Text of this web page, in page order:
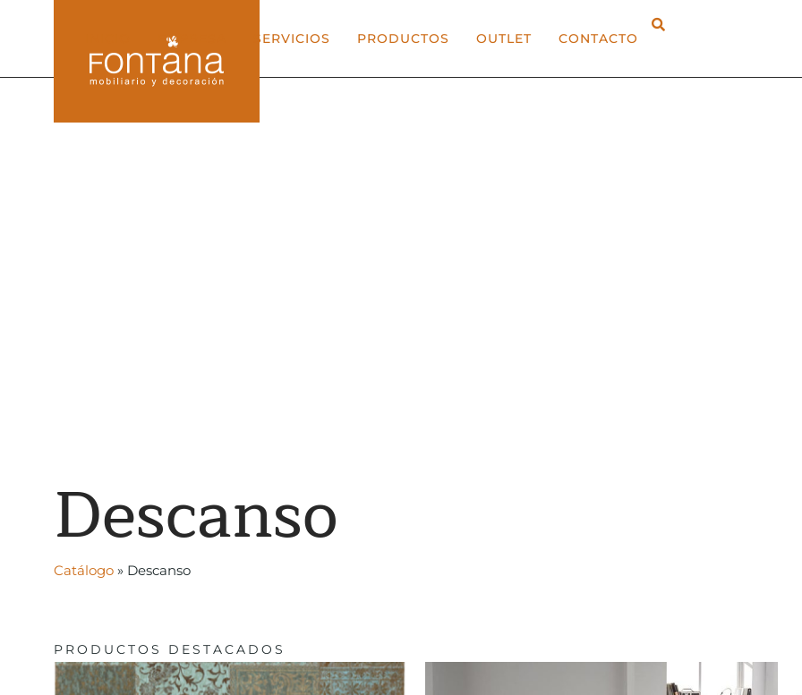
EMPRESA SERVICIOS PRODUCTOS OUTLET CONTACTO
Descanso
Catálogo » Descanso
PRODUCTOS DESTACADOS